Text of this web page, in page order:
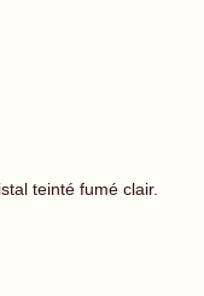
teinté fumé clair.